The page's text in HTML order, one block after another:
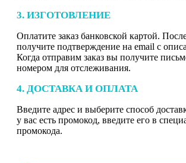
3. ИЗГОТОВЛЕНИЕ
Оплатите заказ банковской картой.
получите подтверждение на email с
Когда отправим заказ вы получите
номером для отслеживания.
4. ДОСТАВКА И ОПЛАТА
Введите адрес и выберите способ
у вас есть промокод, введите его в
промокода.